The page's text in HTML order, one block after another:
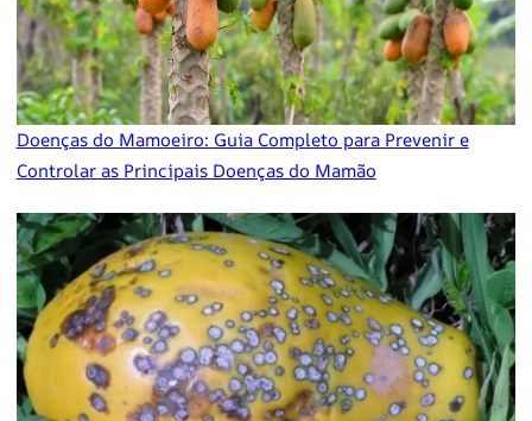
Doenças do Mamoeiro: Guia Completo para Prevenir e
Controlar as Principais Doenças do Mamão